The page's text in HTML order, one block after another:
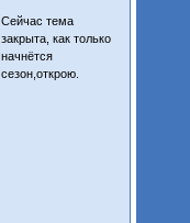
Сейчас тема
закрыта, как только
начнётся
сезон,открою.